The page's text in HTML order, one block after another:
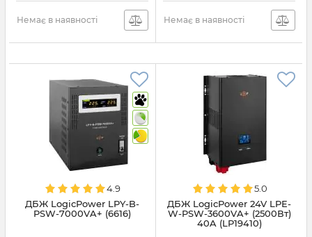
Немає в наявності Немає в наявності
4.9
ДБЖ LogicPower LPY-B-
PSW-7000VA+ (6616)
5.0
ДБЖ LogicPower 24V LPE-
W-PSW-3600VA+ (2500Вт)
40A (LP19410)